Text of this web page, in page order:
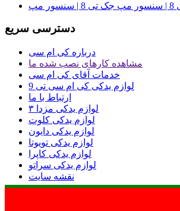
دسترسی سریع
درباره کی ام سی
مشاهده کارهای نصب شده ما
خدمات آقای کی ام سی
لوازم یدکی کی ام سی تی 9
ارتباط با ما
لوازم یدکی مزدا ۳
لوازم یدکی کلوت
لوازم یدکی دایون
لوازم یدکی تویوتا
لوازم یدکی کاپرا
لوازم یدکی سراتو
نقشه سایت